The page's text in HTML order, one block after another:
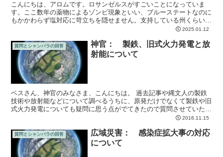
こんにちは、アロムです。ロサンゼルスがすごいことになっていま
す。ここ数年の薬物によるゾンビ現象といい、ブルーステートなのに
もかかわらず塩対応に苛立ちを隠せません。支持している州くらい面
倒見ろよと思うでしょうがこれが共産主義の定石です。身内に...
2025.01.12
質問とシャンバラの回答
神官： 製鉄、旧式火力発電と放
射能について
ベスさん、神官のみなさま、こんにちは。 過去記事や縄文人の製鉄
技術や放射能などについて調べるうちに、原発だけでなくて製鉄や旧
式火力発電についても疑問に思う点がでてきたので質問させていただ
2016.11.15
質問とシャンバラの回答
広域災害： 感染症拡大事の対応
について